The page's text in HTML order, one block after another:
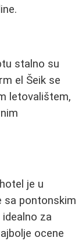
stalno su
el Šeik se
letovalištem,
je u
sa pontonskim
za
ocene